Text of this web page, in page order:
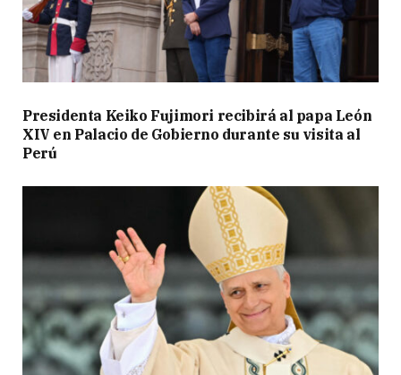
Presidenta Keiko Fujimori recibirá al papa León
XIV en Palacio de Gobierno durante su visita al
Perú